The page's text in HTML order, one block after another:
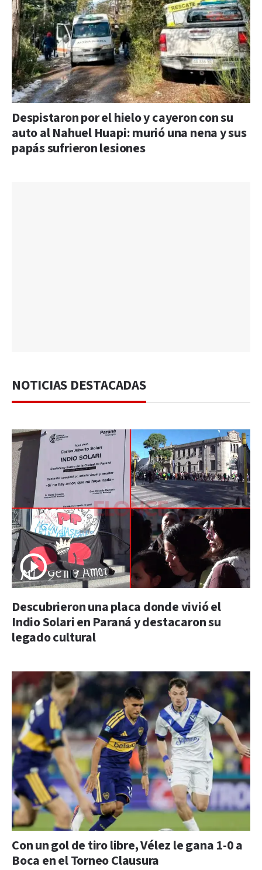
Despistaron por el hielo y cayeron con su
auto al Nahuel Huapi: murió una nena y sus
papás sufrieron lesiones
NOTICIAS DESTACADAS
Descubrieron una placa donde vivió el
Indio Solari en Paraná y destacaron su
legado cultural
Con un gol de tiro libre, Vélez le gana 1-0 a
Boca en el Torneo Clausura